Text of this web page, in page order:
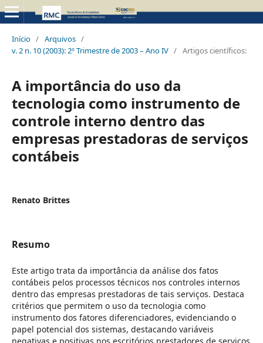
Início / Arquivos /
v. 2 n. 10 (2003): 2º Trimestre de 2003 – Ano IV / Artigos científicos:
A importância do uso da
tecnologia como instrumento de
controle interno dentro das
empresas prestadoras de serviços
contábeis
Renato Brittes
Resumo
Este artigo trata da importância da análise dos fatos
contábeis pelos processos técnicos nos controles internos
dentro das empresas prestadoras de tais serviços. Destaca
critérios que permitem o uso da tecnologia como
instrumento dos fatores diferenciadores, evidenciando o
papel potencial dos sistemas, destacando variáveis